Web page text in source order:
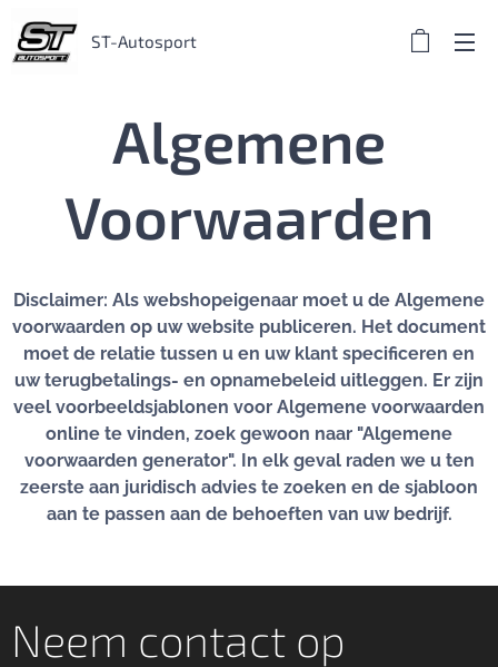
ST-Autosport
Algemene
Voorwaarden
Disclaimer: Als webshopeigenaar moet u de Algemene
voorwaarden op uw website publiceren. Het document
moet de relatie tussen u en uw klant specificeren en
uw terugbetalings- en opnamebeleid uitleggen. Er zijn
veel voorbeeldsjablonen voor Algemene voorwaarden
online te vinden, zoek gewoon naar "Algemene
voorwaarden generator". In elk geval raden we u ten
zeerste aan juridisch advies te zoeken en de sjabloon
aan te passen aan de behoeften van uw bedrijf.
Neem contact op